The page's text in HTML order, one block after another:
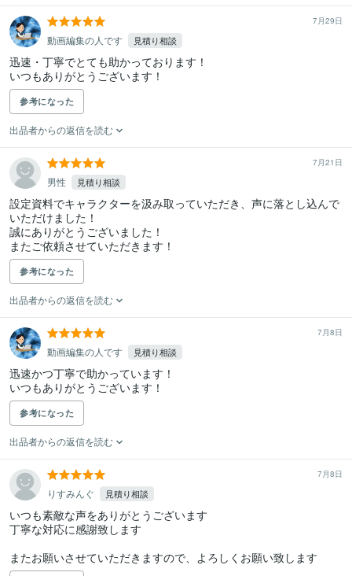
7月29日
動画編集の人です 見積り相談
迅速・丁寧でとても助かっております！
いつもありがとうございます！
参考になった
出品者からの返信を読む
7月21日
男性 見積り相談
設定資料でキャラクターを汲み取っていただき、声に落とし込んで
いただけました！
誠にありがとうございました！
またご依頼させていただきます！
参考になった
出品者からの返信を読む
7月8日
動画編集の人です 見積り相談
迅速かつ丁寧で助かっています！
いつもありがとうございます！
参考になった
出品者からの返信を読む
7月8日
りすみんぐ 見積り相談
いつも素敵な声をありがとうございます
丁寧な対応に感謝致します
またお願いさせていただきますので、よろしくお願い致します